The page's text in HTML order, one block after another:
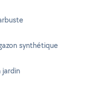
synthétique
jardin